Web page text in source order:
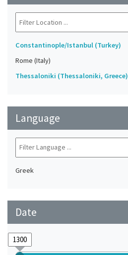
Constantinople/Istanbul (Turkey)
Rome (Italy)
Thessaloniki (Thessaloniki, Greece)
Language
Greek
Date